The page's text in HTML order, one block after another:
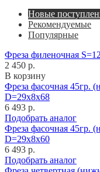
Новые
Рекомендуемые
Популярные
Фреза филеночная
2 450 р.
В корзину
Фреза фасочная 45гр.
D=29x8x68
6 493 р.
Подобрать аналог
Фреза фасочная 45гр.
D=29x8x60
6 493 р.
Подобрать аналог